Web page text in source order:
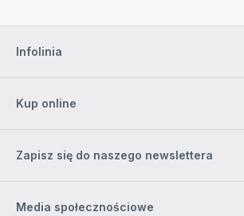
Infolinia
Kup online
Zapisz się do naszego newslettera
Media społecznościowe